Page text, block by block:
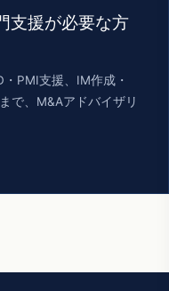
支援が必要な方
PMI支援、IM作成・
で、M&Aアドバイザリ